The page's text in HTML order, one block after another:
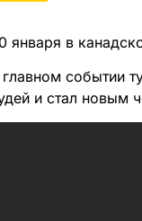
января в
главном событии
и стал новым